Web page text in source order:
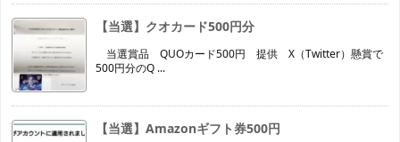
【当選】クオカード500円分
当選賞品 QUOカード500円 提供 X（Twitter）懸賞で
500円分のQ ...
【当選】Amazonギフト券500円